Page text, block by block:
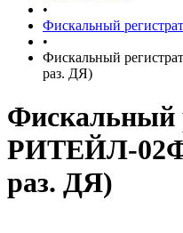
•
Фискальный
•
Фискальный
раз. ДЯ)
Фискальный
РИТЕЙЛ-02Ф
раз. ДЯ)